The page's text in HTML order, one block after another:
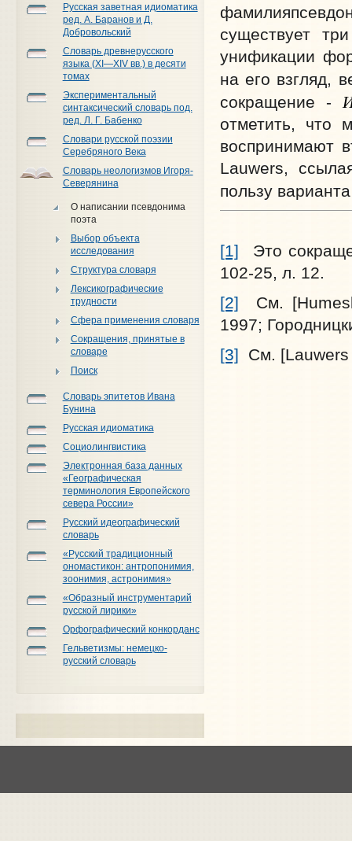
Русская заветная идиоматика
ред. А. Баранов и Д.
Добровольский
Словарь древнерусского
языка (XI—XIV вв.) в десяти
томах
Экспериментальный
синтаксический словарь под.
ред. Л. Г. Бабенко
Словари русской поэзии
Серебряного Века
Словарь неологизмов Игоря-
Северянина
О написании псевдонима
поэта
Выбор объекта
исследования
Структура словаря
Лексикографические
трудности
Сфера применения словаря
Сокращения, принятые в
словаре
Поиск
Словарь эпитетов Ивана
Бунина
Русская идиоматика
Социолингвистика
Электронная база данных
«Географическая
терминология Европейского
севера России»
Русский идеографический
словарь
«Русский традиционный
ономастикон: антропонимия,
зоонимия, астронимия»
«Образный инструментарий
русской лирики»
Орфографический конкорданс
Гельветизмы: немецко-
русский словарь
существует
унификации
на его взгляд,
сокращение -
отметить, что
воспринимают
Lauwers,
пользу
[1] Это
102-25, л. 12.
[2] См.
1997;
[3] См. [Lauwers